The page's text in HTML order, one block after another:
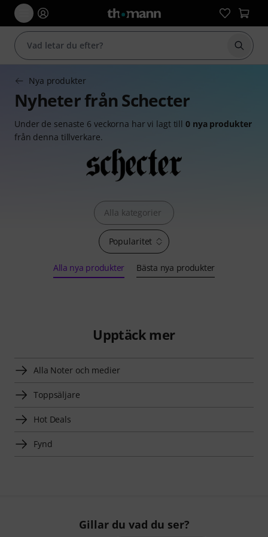
Börja
Nya produkter
Nyheter från Schecter
Under de senaste 6 veckorna har vi lagt till0 nya produkter
från denna tillverkare.
Popularitet
Alla kategorier
Alla nya produkter Bästa nya produkter
Upptäck mer
Alla Noter och medier
Toppsäljare
Hot Deals
Fynd
Gillar du vad du ser?